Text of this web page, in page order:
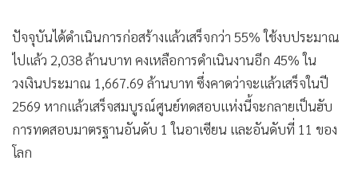
• News1
• Gotomanager
ปัจจุบันได้ดำเนินการก่อสร้างแล้วเสร็จกว่า 55% ใช้งบประมาณ
ไปแล้ว 2,038 ล้านบาท คงเหลือการดำเนินงานอีก 45% ใน
วงเงินประมาณ 1,667.69 ล้านบาท ซึ่งคาดว่าจะแล้วเสร็จในปี
2569 หากแล้วเสร็จสมบูรณ์ศูนย์ทดสอบแห่งนี้จะกลายเป็นฮับ
การทดสอบมาตรฐานอันดับ 1 ในอาเซียน และอันดับที่ 11 ของ
โลก